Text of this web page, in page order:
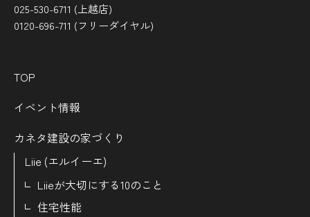
025-530-6711 (上越店)
0120-696-711 (フリーダイヤル)
TOP
イベント情報
カネタ建設の家づくり
Liie (エルイーエ)
Liieが大切にする10のこと
住宅性能